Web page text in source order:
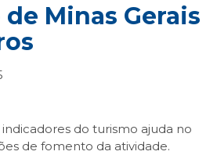
Minas Gerais
do turismo ajuda no
de fomento da atividade.